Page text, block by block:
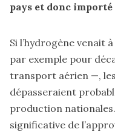
pays et donc importé
Si l’hydrogène venait
par exemple pour
transport aérien —,
dépasseraient
production
significative de